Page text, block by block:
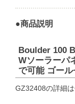
●商品説明
Boulder 100
Wソーラーパ
で可能 ゴール
GZ32408の詳細